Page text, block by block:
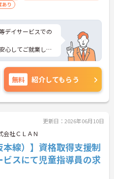
あり
デイサービスでの
心してご就業して
い合わせくださ
無料 紹介してもらう
更新日：2026年06月10日
会社ＣＬＡＮ
本線）】資格取得支援制
スにて児童指導員の求